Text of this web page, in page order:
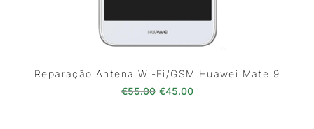
Reparação Antena Wi-Fi/GSM Huawei Mate 9
€55.00 O preço original era: €55.00.
€45.00O preço atual é: